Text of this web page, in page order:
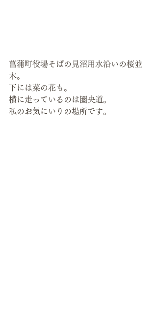
菖蒲町役場そばの見沼用水沿いの桜並
木。
下には菜の花も。
横に走っているのは圏央道。
私のお気にいりの場所です。